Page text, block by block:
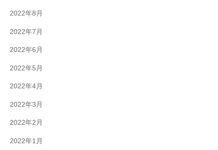
2022年8月
2022年7月
2022年6月
2022年5月
2022年4月
2022年3月
2022年2月
2022年1月